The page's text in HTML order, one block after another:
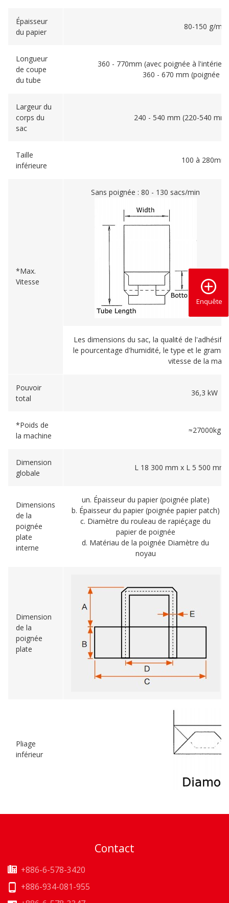
Enquête
Épaisseur
du papier
80-150 g/m²
Longueur
de coupe
du tube
360 - 770mm (avec poignée à
360 - 670 mm (poignée
Largeur du
corps du
sac
240 - 540 mm (220-540
Taille
inférieure
100 à 280mm
*Max.
Vitesse
Sans poignée : 80 - 130 sacs/min
Les dimensions du sac, la qualité de l'adhésif,
le pourcentage d'humidité, le type et le
vitesse de la
Pouvoir
total
36,3 kW
*Poids de
la machine
≈27000kg
Dimension
globale
L 18 300 mm x L 5 500 mm
Dimensions
de la
poignée
plate
interne
un. Épaisseur du papier (poignée plate)
b. Épaisseur du papier (poignée papier patch)
c. Diamètre du rouleau de rapiéçage du
papier de poignée
d. Matériau de la poignée Diamètre du
noyau
Dimension
de la
poignée
plate
Pliage
inférieur
Contact
+886-6-578-3420
+886-934-081-955